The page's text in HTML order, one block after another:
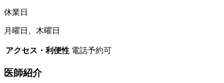
休業日
月曜日、木曜日
アクセス・利便性 電話予約可
医師紹介